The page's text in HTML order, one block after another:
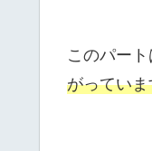
このパー
がってい